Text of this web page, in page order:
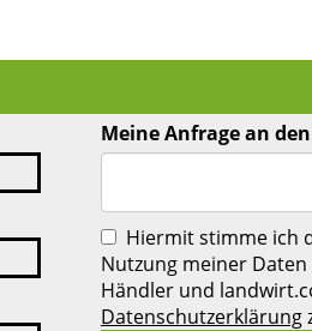
Meine Anfrage an
Hiermit stimme ich
Nutzung meiner
Händler und
Datenschutzerklärung